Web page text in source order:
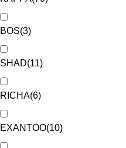
BOS(3)
SHAD(11)
RICHA(6)
EXANTOO(10)